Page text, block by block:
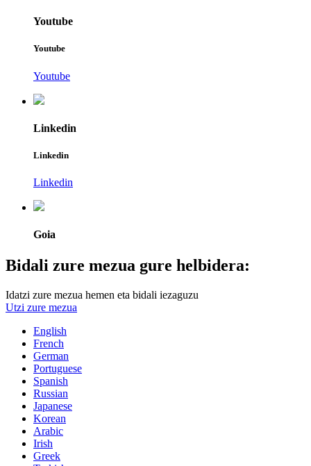
Youtube
Youtube
Youtube
Linkedin
Linkedin
Linkedin
Goia
Bidali zure mezua gure helbidera:
Idatzi zure mezua hemen eta bidali iezaguzu
Utzi zure mezua
English
French
German
Portuguese
Spanish
Russian
Japanese
Korean
Arabic
Irish
Greek